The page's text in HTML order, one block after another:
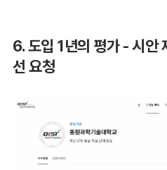
6. 도입 1년의 평가 - 시안
선 요청